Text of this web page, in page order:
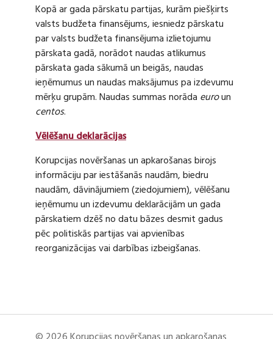
Kopā ar gada pārskatu partijas, kurām piešķirts
valsts budžeta finansējums, iesniedz pārskatu
par valsts budžeta finansējuma izlietojumu
pārskata gadā, norādot naudas atlikumus
pārskata gada sākumā un beigās, naudas
ieņēmumus un naudas maksājumus pa izdevumu
mērķu grupām. Naudas summas norāda euroun
centos.
Vēlēšanu deklarācijas
Korupcijas novēršanas un apkarošanas birojs
informāciju par iestāšanās naudām, biedru
naudām, dāvinājumiem (ziedojumiem), vēlēšanu
ieņēmumu un izdevumu deklarācijām un gada
pārskatiem dzēš no datu bāzes desmit gadus
pēc politiskās partijas vai apvienības
reorganizācijas vai darbības izbeigšanas.